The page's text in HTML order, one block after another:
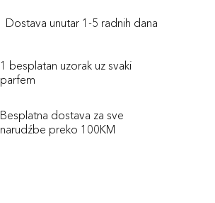
Dostava unutar 1-5 radnih dana
1 besplatan uzorak uz svaki
parfem
Besplatna dostava za sve
narudźbe preko 100KM